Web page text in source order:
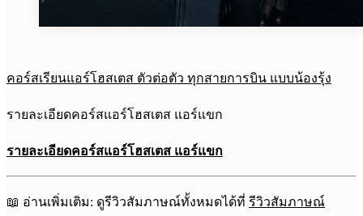
คอร์สเรียนแอร์โฮสเตส ตัวต่อตัว ทุกสายการบิน แบบน้องรุ้ง
รายละเอียดคอร์สแอร์โฮสเตส แอร์แขก
รายละเอียดคอร์สแอร์โฮสเตส แอร์แขก
📖 อ่านเพิ่มเติม: ดูรีวิวสัมภาษณ์ทั้งหมดได้ที่ รีวิวสัมภาษณ์